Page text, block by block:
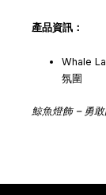
產品資訊：
Whale
氛圍
鯨魚燈飾 – 勇